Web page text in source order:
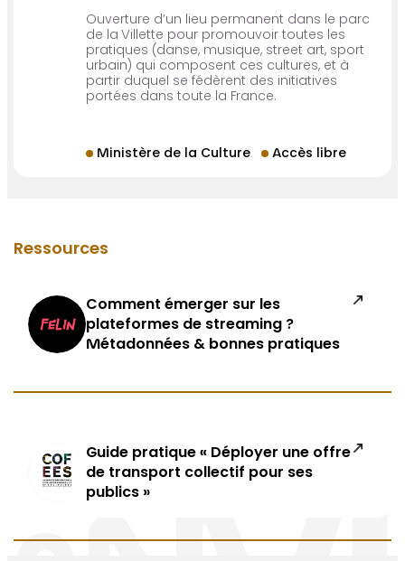
Ouverture d’un lieu permanent dans le parc
de la Villette pour promouvoir toutes les
pratiques (danse, musique, street art, sport
urbain) qui composent ces cultures, et à
partir duquel se fédèrent des initiatives
portées dans toute la France.
Ministère de la Culture Accès libre
Ressources
Comment émerger sur les
plateformes de streaming ?
Métadonnées & bonnes pratiques
Guide pratique « Déployer une offre
de transport collectif pour ses
publics »